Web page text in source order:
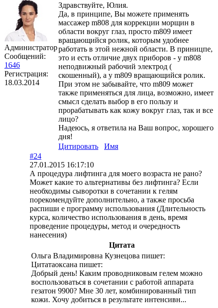
Администратор
Сообщений:
1646
Регистрация:
18.03.2014
Здравствуйте, Юлия.
Да, в принципе, Вы можете применять
массажер m808 для коррекции морщин в
области вокруг глаз, просто m809 имеет
вращающийся ролик, которым удобнее
работать в этой нежной области. В приницпе,
это и есть отличие двух приборов - у m808
неподвижный рабочий электрод (
скошенный), а у m809 вращающийся ролик.
При этом не забывайте, что m809 может
также применяться для лица, возможно, имеет
смысл сделать выбор в его пользу и
прорабатывать как кожу вокруг глаз, так и все
лицо?
Надеюсь, я ответила на Ваш вопрос, хорошего
дня!
Цитировать
Имя
#24
27.01.2015 16:17:10
А процедура лифтинга для моего возраста не рано?
Может какие то альтернативы без лифтинга? Если
необходимы сыворотки в сочетании к гелям
порекомендуйте дополнительно, а также просьба
распиши е программу использования (Длительность
курса, количество использования в день, время
проведение процедуры, метод и очередность
нанесения)
Цитата
Ольга Владимировна Кузнецова пишет:
Цитатаоксана пишет:
Добрый день! Каким проводниковым гелем можно
воспользоваться в сочетании с работой аппарата
гезатон 9900? Мне 30 лет, комбинированный тип
кожи. Хочу добиться в результате интенсивн...